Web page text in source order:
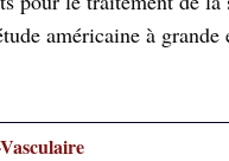
américaine à grande